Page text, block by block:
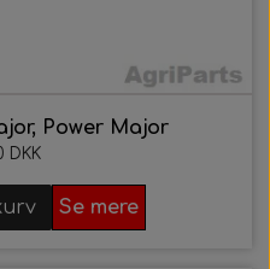
Power Major
DKK
Se mere